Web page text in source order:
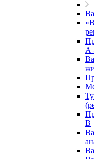
А
В